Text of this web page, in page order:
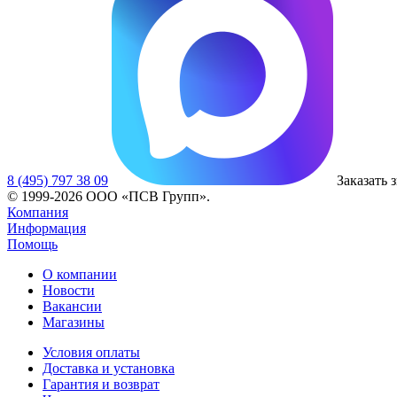
8 (495) 797 38 09
Заказать
© 1999-2026 ООО «ПСВ Групп».
Компания
Информация
Помощь
О компании
Новости
Вакансии
Магазины
Условия оплаты
Доставка и установка
Гарантия и возврат